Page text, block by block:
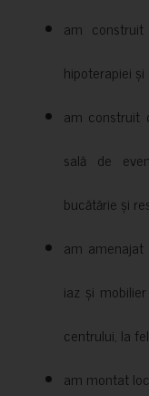
am
hipoterapiei
am construit
sală de
bucătărie și
am amenajat
iaz și
centrului, la
am montat